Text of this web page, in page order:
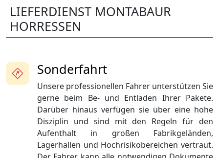
LIEFERDIENST MONTABAUR
HORRESSEN
Sonderfahrt
Unsere professionellen Fahrer unterstützen Sie
gerne beim Be- und Entladen Ihrer Pakete.
Darüber hinaus verfügen sie über eine hohe
Disziplin und sind mit den Regeln für den
Aufenthalt in großen Fabrikgeländen,
Lagerhallen und Hochrisikobereichen vertraut.